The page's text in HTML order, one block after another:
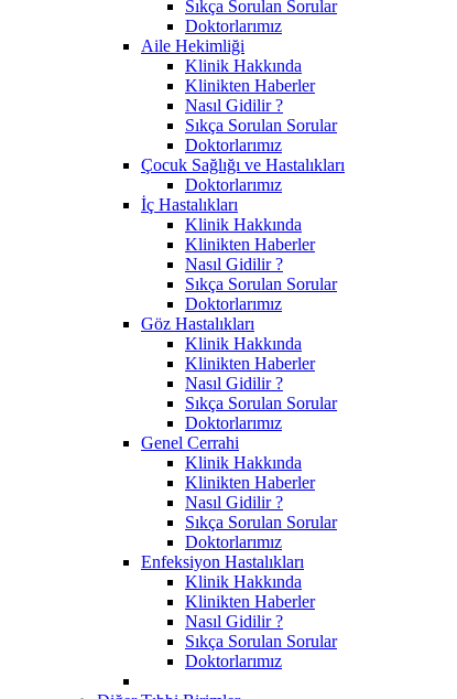
Sıkça Sorulan Sorular
Doktorlarımız
Aile Hekimliği
Klinik Hakkında
Klinikten Haberler
Nasıl Gidilir ?
Sıkça Sorulan Sorular
Doktorlarımız
Çocuk Sağlığı ve Hastalıkları
Doktorlarımız
İç Hastalıkları
Klinik Hakkında
Klinikten Haberler
Nasıl Gidilir ?
Sıkça Sorulan Sorular
Doktorlarımız
Göz Hastalıkları
Klinik Hakkında
Klinikten Haberler
Nasıl Gidilir ?
Sıkça Sorulan Sorular
Doktorlarımız
Genel Cerrahi
Klinik Hakkında
Klinikten Haberler
Nasıl Gidilir ?
Sıkça Sorulan Sorular
Doktorlarımız
Enfeksiyon Hastalıkları
Klinik Hakkında
Klinikten Haberler
Nasıl Gidilir ?
Sıkça Sorulan Sorular
Doktorlarımız